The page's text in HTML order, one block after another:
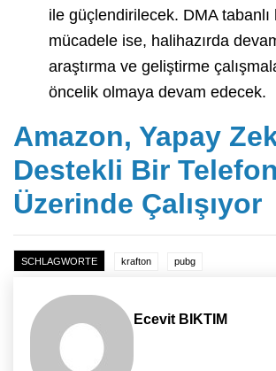
ile güçlendirilecek. DMA tabanlı
mücadele ise, halihazırda
araştırma ve geliştirme
öncelik olmaya devam edecek.
Amazon, Yapay
Destekli Bir Telefon
Üzerinde Çalışıyor
SCHLAGWORTE krafton pubg
Ecevit BIKTIM